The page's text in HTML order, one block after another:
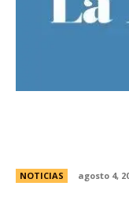
NOTICIAS agosto 4,